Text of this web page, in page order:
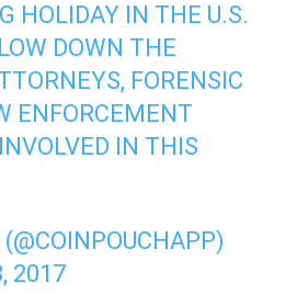
HOLIDAY IN THE U.S.
DOWN THE
FORENSIC
ENFORCEMENT
IN THIS
2017